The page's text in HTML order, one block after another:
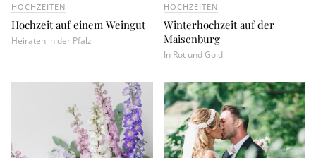
HOCHZEITEN
Hochzeit auf einem Weingut
Heiraten in der Pfalz
HOCHZEITEN
Winterhochzeit auf der
Maisenburg
In Rot und Gold